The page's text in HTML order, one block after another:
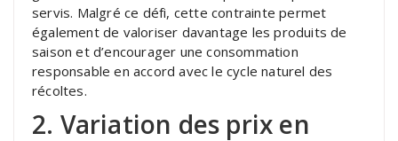
servis. Malgré ce défi, cette contrainte permet
également de valoriser davantage les produits de
saison et d’encourager une consommation
responsable en accord avec le cycle naturel des
récoltes.
2. Variation des prix en